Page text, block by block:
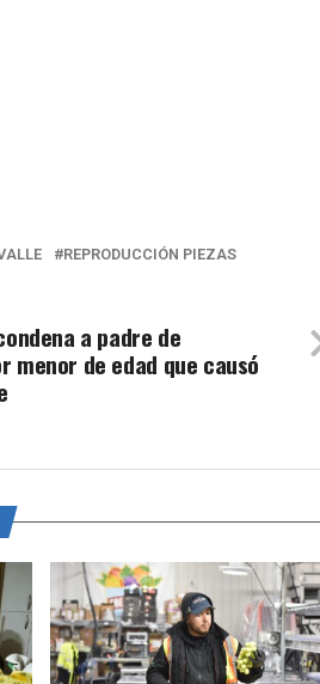
REPRODUCCIÓN PIEZAS
a padre de
menor de edad que causó